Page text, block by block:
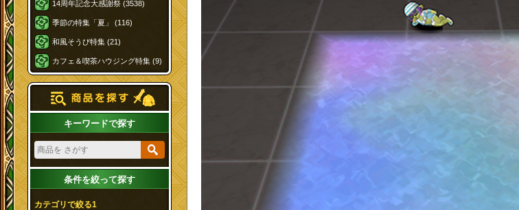
14周年記念大感謝祭 (3538)
季節の特集「夏」 (116)
和風そうび特集 (21)
カフェ＆喫茶ハウジング特集 (9)
キーワードで探す
条件を絞って探す
カテゴリで絞る1